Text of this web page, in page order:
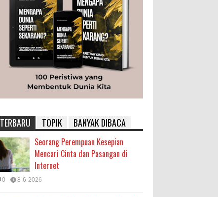
TERBARU TOPIK BANYAK DIBACA
Seorang Perempuan Kesepian
Mencari Cinta dan Pasangan di
Internet
0 8-6-2026